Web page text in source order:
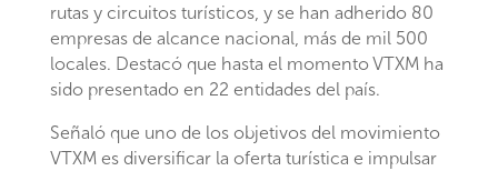
rutas y circuitos turísticos, y se han adherido 80
empresas de alcance nacional, más de mil 500
locales. Destacó que hasta el momento VTXM ha
sido presentado en 22 entidades del país.
Señaló que uno de los objetivos del movimiento
VTXM es diversificar la oferta turística e impulsar